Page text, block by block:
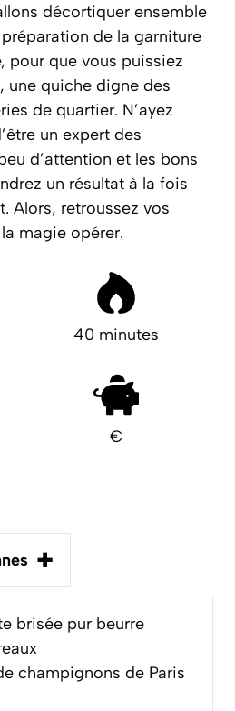
décortiquer ensemble
de la garniture
pour que vous puissiez
une quiche digne des
de quartier. N’ayez
un expert des
d’attention et les bons
un résultat à la fois
Alors, retroussez vos
magie opérer.
40 minutes
€
+
brisée pur beurre
champignons de Paris